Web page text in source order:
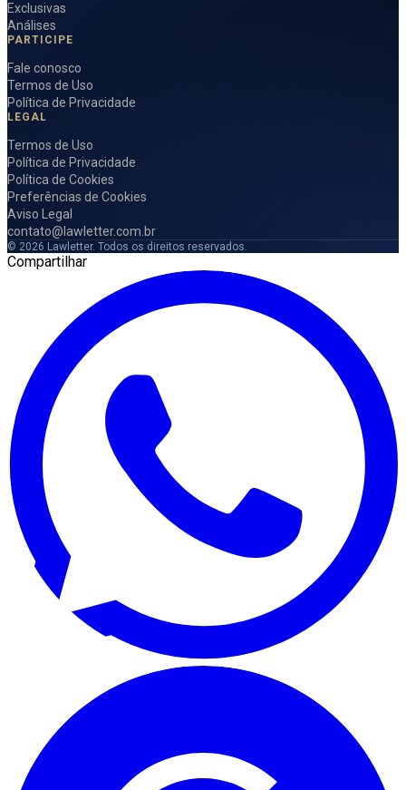
Exclusivas
Análises
PARTICIPE
Fale conosco
Termos de Uso
Política de Privacidade
LEGAL
Termos de Uso
Política de Privacidade
Política de Cookies
Preferências de Cookies
Aviso Legal
contato@lawletter.com.br
© 2026 Lawletter. Todos os direitos reservados.
Compartilhar